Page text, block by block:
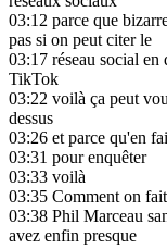
03:12 parce que
pas si on peut citer le
03:17 réseau social en
TikTok
03:22 voilà ça peut
dessus
03:26 et parce qu'en
03:31 pour enquêter
03:33 voilà
03:35 Comment on
03:38 Phil Marceau
avez enfin presque